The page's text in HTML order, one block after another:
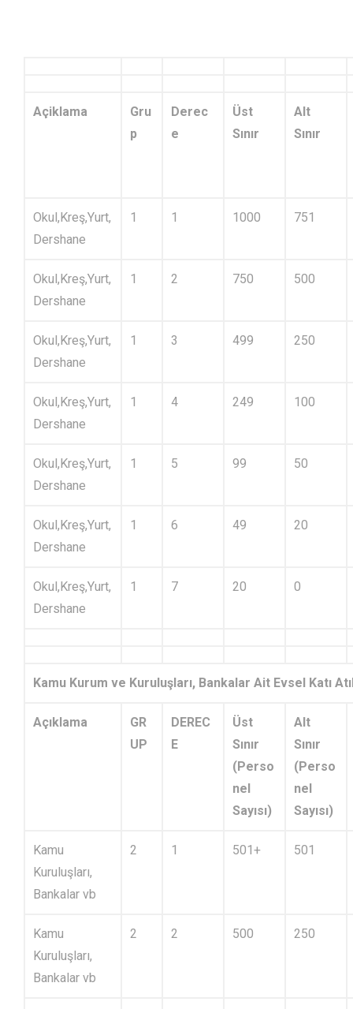
Açiklama
Gru
p
Derec
e
Üst
Sınır
Alt
Sınır
Okul,Kreş,Yurt,
Dershane
1 1 1000 751
Okul,Kreş,Yurt,
Dershane
1 2 750 500
Okul,Kreş,Yurt,
Dershane
1 3 499 250
Okul,Kreş,Yurt,
Dershane
1 4 249 100
Okul,Kreş,Yurt,
Dershane
1 5 99 50
Okul,Kreş,Yurt,
Dershane
1 6 49 20
Okul,Kreş,Yurt,
Dershane
1 7 20 0
Kamu Kurum ve Kuruluşları, Bankalar Ait Evsel Katı
Açıklama
GR
UP
DEREC
E
Üst
Sınır
(Perso
nel
Sayısı)
Alt
Sınır
(Perso
nel
Sayısı)
Kamu
Kuruluşları,
Bankalar vb
2 1 501+ 501
Kamu
Kuruluşları,
Bankalar vb
2 2 500 250